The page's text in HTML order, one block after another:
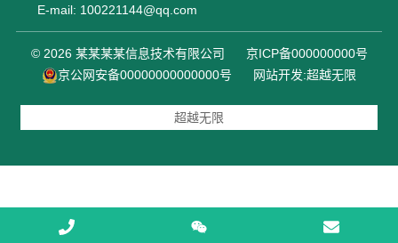
E-mail: 100221144@qq.com
© 2026 某某某某信息技术有限公司
京ICP备000000000号
京公网安备00000000000000号
网站开发:超越无限
超越无限